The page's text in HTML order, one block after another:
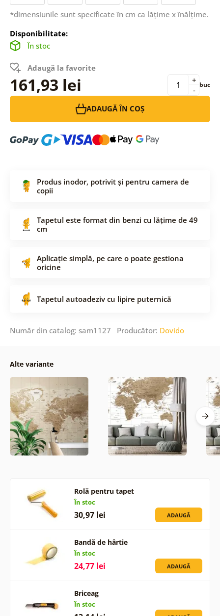
*dimensiunile sunt specificate în cm ca lățime x înălțime.
Disponibilitate:
În stoc
Adaugă la favorite
161,93 lei -
+ buc
ADAUGĂ ÎN COȘ
Produs inodor, potrivit și pentru camera de
copii
Tapetul este format din benzi cu lățime de 49
cm
Aplicație simplă, pe care o poate gestiona
oricine
Tapetul autoadeziv cu lipire puternică
Număr din catalog: sam1127 Producător: Dovido
Alte variante
Rolă pentru tapet
În stoc
30,97 lei ADAUGĂ
Bandă de hârtie
În stoc
24,77 lei ADAUGĂ
Briceag
În stoc